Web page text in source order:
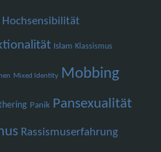
Hochsensibilität
Islam Klassismus
Mixed Identity Mobbing
Panik Pansexualität
Rassismuserfahrung